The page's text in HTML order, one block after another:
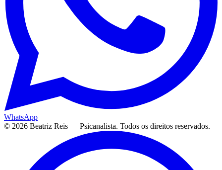
WhatsApp
© 2026 Beatriz Reis — Psicanalista. Todos os direitos reservados.